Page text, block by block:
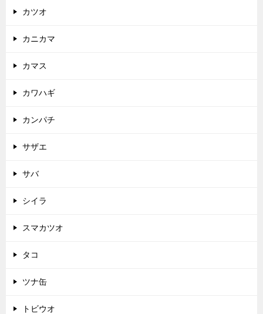
カツオ
カニカマ
カマス
カワハギ
カンパチ
サザエ
サバ
シイラ
スマカツオ
タコ
ツナ缶
トビウオ